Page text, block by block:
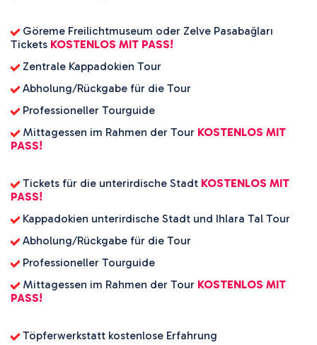
Göreme Freilichtmuseum oder Zelve Pasabağları
Tickets KOSTENLOS MIT PASS!
Zentrale Kappadokien Tour
Abholung/Rückgabe für die Tour
Professioneller Tourguide
Mittagessen im Rahmen der Tour KOSTENLOS MIT
PASS!
Tickets für die unterirdische Stadt KOSTENLOS MIT
PASS!
Kappadokien unterirdische Stadt und Ihlara Tal Tour
Abholung/Rückgabe für die Tour
Professioneller Tourguide
Mittagessen im Rahmen der Tour KOSTENLOS MIT
PASS!
Töpferwerkstatt kostenlose Erfahrung